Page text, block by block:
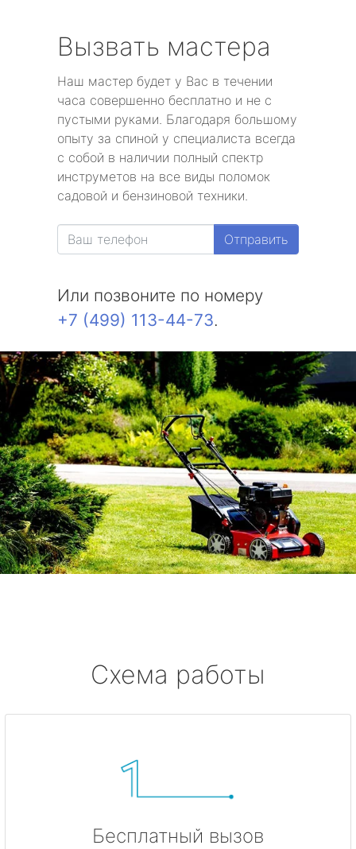
Вызвать мастера
Наш мастер будет у Вас в течении
часа совершенно бесплатно и не с
пустыми руками. Благодаря большому
опыту за спиной у специалиста всегда
с собой в наличии полный спектр
инструметов на все виды поломок
садовой и бензиновой техники.
Отправить
Или позвоните по номеру
+7 (499) 113-44-73.
Схема работы
Бесплатный вызов